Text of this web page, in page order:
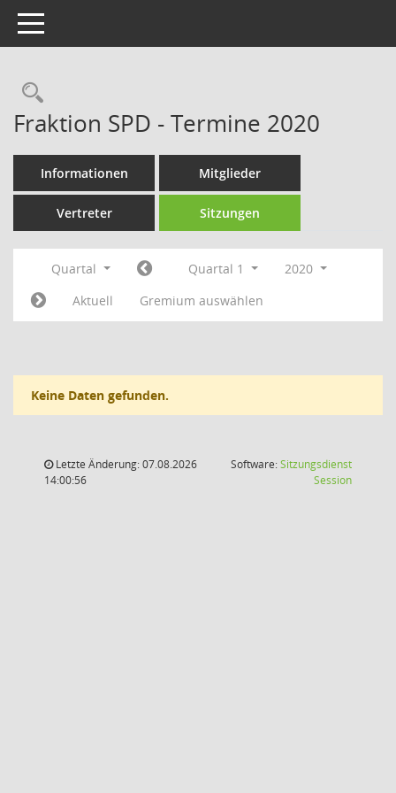
Toggle navigation
Rechercheauswahl
Fraktion SPD - Termine 2020
Informationen Mitglieder
Vertreter Sitzungen
Quartal Quartal 1
2020
Aktuell
Gremium auswählen
Keine Daten gefunden.
Letzte Änderung: 07.08.2026
14:00:56
Software:Sitzungsdienst
Session(Wird in